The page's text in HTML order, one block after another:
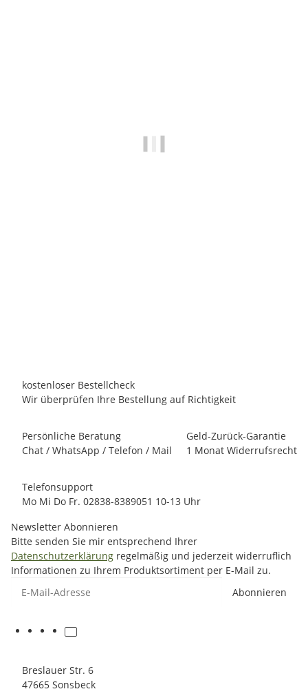
kostenloser Bestellcheck
Wir überprüfen Ihre Bestellung auf Richtigkeit
Persönliche Beratung
Chat / WhatsApp / Telefon / Mail
Geld-Zurück-Garantie
1 Monat Widerrufsrecht
Telefonsupport
Mo Mi Do Fr. 02838-8389051 10-13 Uhr
Newsletter Abonnieren
Bitte senden Sie mir entsprechend Ihrer
Datenschutzerklärung regelmäßig und jederzeit widerruflich
Informationen zu Ihrem Produktsortiment per E-Mail zu.
Abonnieren
Breslauer Str. 6
47665 Sonsbeck